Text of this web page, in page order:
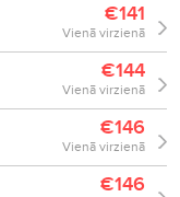
€141
Vienā virzienā
€144
Vienā virzienā
€146
Vienā virzienā
€146